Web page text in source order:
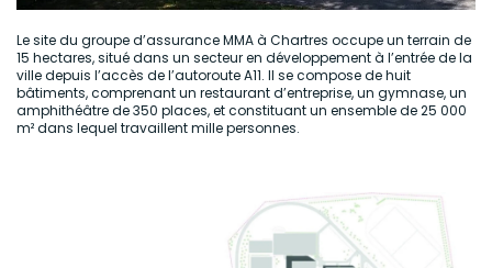
Le site du groupe d’assurance MMA à Chartres occupe un terrain de
15 hectares, situé dans un secteur en développement à l’entrée de la
ville depuis l’accès de l’autoroute A11. Il se compose de huit
bâtiments, comprenant un restaurant d’entreprise, un gymnase, un
amphithéâtre de 350 places, et constituant un ensemble de 25 000
m² dans lequel travaillent mille personnes.